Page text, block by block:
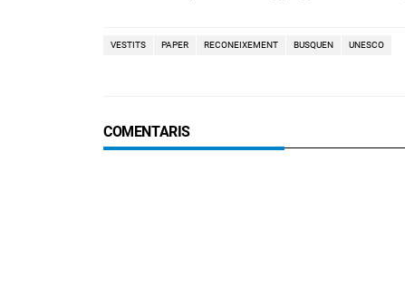
VESTITS PAPER RECONEIXEMENT BUSQUEN UNESCO
COMENTARIS